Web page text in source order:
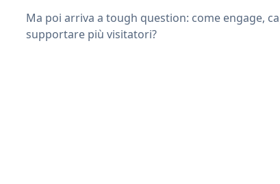
Ma poi arriva a tough question: come engage,
supportare più visitatori?